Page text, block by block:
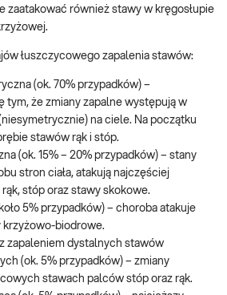
zaatakować również stawy w kręgosłupie
łuszczycowego zapalenia stawów:
(ok. 70% przypadków) –
tym, że zmiany zapalne występują w
na ciele. Na początku
stawów rąk i stóp.
(ok. 15% – 20% przypadków) – stany
stron ciała, atakują najczęściej
stóp oraz stawy skokowe.
5% przypadków) – choroba atakuje
krzyżowo-biodrowe.
zapaleniem dystalnych stawów
(ok. 5% przypadków) – zmiany
stawach palców stóp oraz rąk.